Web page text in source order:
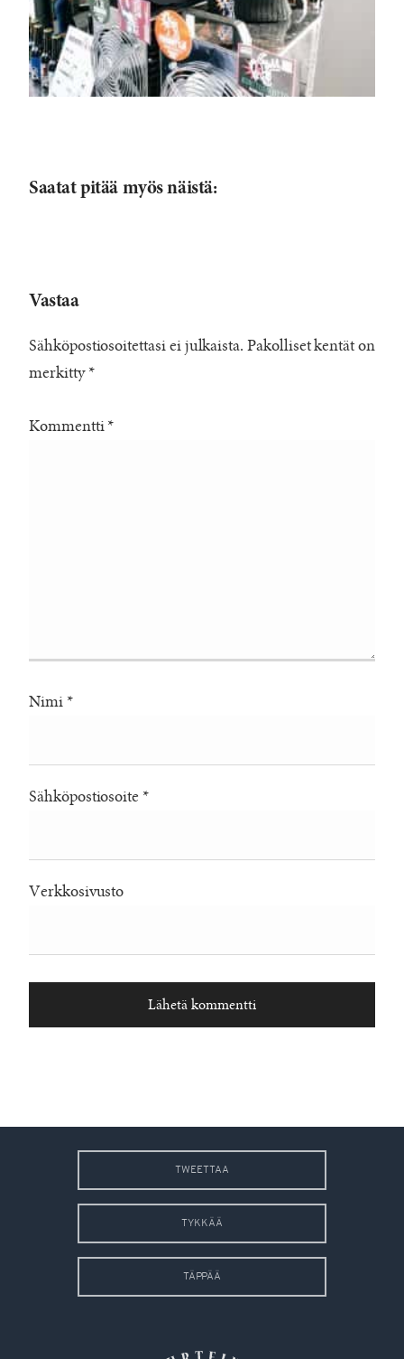
Saatat pitää myös näistä:
Vastaa
Sähköpostiosoitettasi ei julkaista. Pakolliset kentät on
merkitty *
Kommentti *
Nimi *
Sähköpostiosoite *
Verkkosivusto
TWEETTAA
TYKKÄÄ
TÄPPÄÄ